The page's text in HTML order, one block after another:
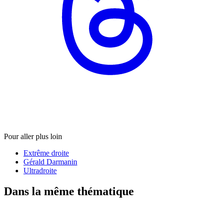
Pour aller plus loin
Extrême droite
Gérald Darmanin
Ultradroite
Dans la même thématique